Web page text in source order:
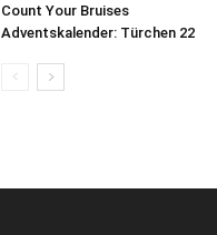
Count Your Bruises
Adventskalender: Türchen 22